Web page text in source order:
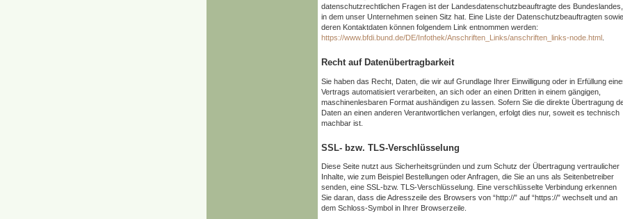
datenschutzrechtlichen Fragen ist der Landesdatenschutzbeauftragte des Bundeslandes,
in dem unser Unternehmen seinen Sitz hat. Eine Liste der Datenschutzbeauftragten sowie
deren Kontaktdaten können folgendem Link entnommen werden:
https://www.bfdi.bund.de/DE/Infothek/Anschriften_Links/anschriften_links-node.html
Recht auf Datenübertragbarkeit
Sie haben das Recht, Daten, die wir auf Grundlage Ihrer Einwilligung oder in Erfüllung
Vertrags automatisiert verarbeiten, an sich oder an einen Dritten in einem gängigen,
maschinenlesbaren Format aushändigen zu lassen. Sofern Sie die direkte Übertragung
Daten an einen anderen Verantwortlichen verlangen, erfolgt dies nur, soweit es technisch
machbar ist.
SSL- bzw. TLS-Verschlüsselung
Diese Seite nutzt aus Sicherheitsgründen und zum Schutz der Übertragung vertraulicher
Inhalte, wie zum Beispiel Bestellungen oder Anfragen, die Sie an uns als Seitenbetreiber
senden, eine SSL-bzw. TLS-Verschlüsselung. Eine verschlüsselte Verbindung erkennen
Sie daran, dass die Adresszeile des Browsers von “http://” auf “https://” wechselt und an
dem Schloss-Symbol in Ihrer Browserzeile.